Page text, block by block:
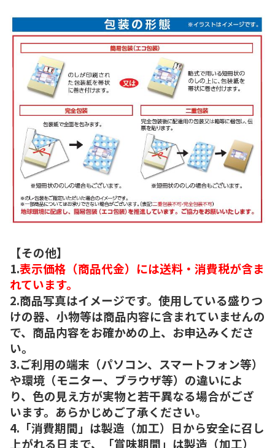
【その他】
1.表示価格（商品代金）には送料・消費税が含ま
れています。
2.商品写真はイメージです。使用している盛りつ
けの器、小物等は商品内容に含まれていませんの
で、商品内容をお確かめの上、お申込みくださ
い。
3.ご利用の端末（パソコン、スマートフォン等）
や環境（モニター、ブラウザ等）の違いによ
り、色の見え方が実物と若干異なる場合がござ
います。あらかじめご了承ください。
4.「消費期間」は製造（加工）日から安全に召し
上がれる日まで、「賞味期間」は製造（加工）